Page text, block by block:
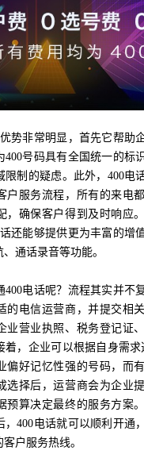
势非常明显，首先它帮助
400号码具有全国统一的标
限制的疑虑。此外，400电
户服务流程，所有的来电
，确保客户得到及时响应
还能够提供更为丰富的增
通话录音等功能。
400电话呢？流程其实并不
的电信运营商，并提交相
业营业执照、税务登记证
着，企业可以根据自身需求
偏好记忆性强的号码，而
选择后，运营商会为企业
预算决定最终的服务方案
，400电话就可以顺利开通
户服务热线。